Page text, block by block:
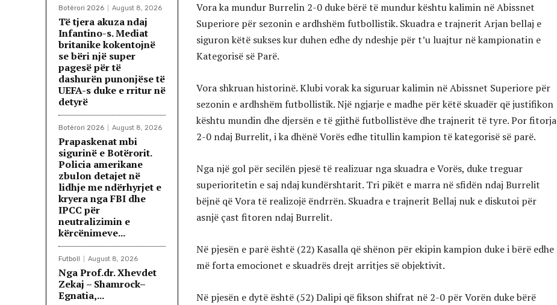
Botërori 2026 August 8, 2026
Të tjera akuza ndaj
Infantino-s. Mediat
britanike kokentojnë
se bëri një super
pagesë për të
dashurën punonjëse të
UEFA-s duke e rritur në
detyrë
Botërori 2026 August 8, 2026
Prapaskenat mbi
sigurinë e Botërorit.
Policia amerikane
zbulon detajet në
lidhje me ndërhyrjet e
kryera nga FBI dhe
IPCC për
neutralizimin e
kërcënimeve...
Futboll August 8, 2026
Nga Prof.dr. Xhevdet
Zekaj – Shamrock–
Egnatia,...
Vora ka mundur Burrelin 2-0 duke bërë të mundur kështu kalimin në Abissnet
Superiore për sezonin e ardhshëm futbollistik. Skuadra e trajnerit Arjan bellaj e
siguron këtë sukses kur duhen edhe dy ndeshje për t’u luajtur në kampionatin e
Kategorisë së Parë.
Vora shkruan historinë. Klubi vorak ka siguruar kalimin në Abissnet Superiore për
sezonin e ardhshëm futbollistik. Një ngjarje e madhe për këtë skuadër që justifikon
kështu mundin dhe djersën e të gjithë futbollistëve dhe trajnerit të tyre. Por fitorja
2-0 ndaj Burrelit, i ka dhënë Vorës edhe titullin kampion të kategorisë së parë.
Nga një gol për secilën pjesë të realizuar nga skuadra e Vorës, duke treguar
superioritetin e saj ndaj kundërshtarit. Tri pikët e marra në sfidën ndaj Burrelit
bëjnë që Vora të realizojë ëndrrën. Skuadra e trajnerit Bellaj nuk e diskutoi për
asnjë çast fitoren ndaj Burrelit.
Në pjesën e parë është (22) Kasalla që shënon për ekipin kampion duke i bërë edhe
më forta emocionet e skuadrës drejt arritjes së objektivit.
Në pjesën e dytë është (52) Dalipi që fikson shifrat në 2-0 për Vorën duke bërë